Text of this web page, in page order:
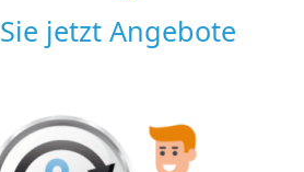
jetzt Angebote